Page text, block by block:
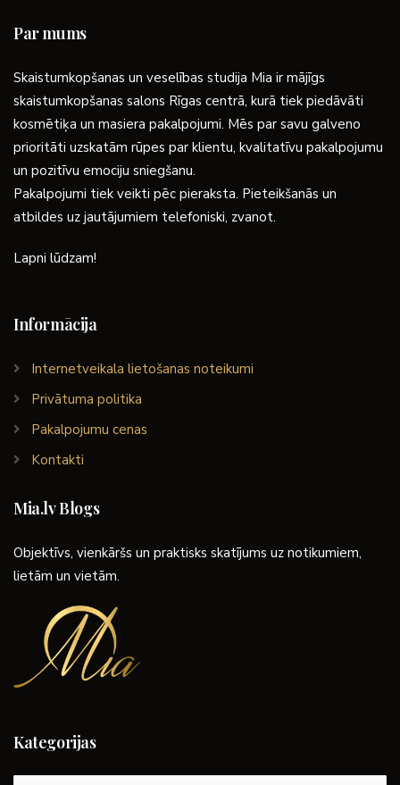
Par mums
Skaistumkopšanas un veselības studija Mia ir mājīgs
skaistumkopšanas salons Rīgas centrā, kurā tiek piedāvāti
kosmētiķa un masiera pakalpojumi. Mēs par savu galveno
prioritāti uzskatām rūpes par klientu, kvalitatīvu pakalpojumu
un pozitīvu emociju sniegšanu.
Pakalpojumi tiek veikti pēc pieraksta. Pieteikšanās un
atbildes uz jautājumiem telefoniski, zvanot.
Lapni lūdzam!
Informācija
Internetveikala lietošanas noteikumi
Privātuma politika
Pakalpojumu cenas
Kontakti
Mia.lv Blogs
Objektīvs, vienkāršs un praktisks skatījums uz notikumiem,
lietām un vietām.
Kategorijas